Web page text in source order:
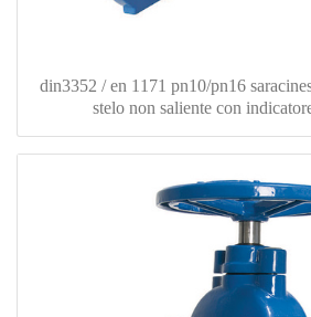
din3352 / en 1171 pn10/pn16
stelo non saliente con